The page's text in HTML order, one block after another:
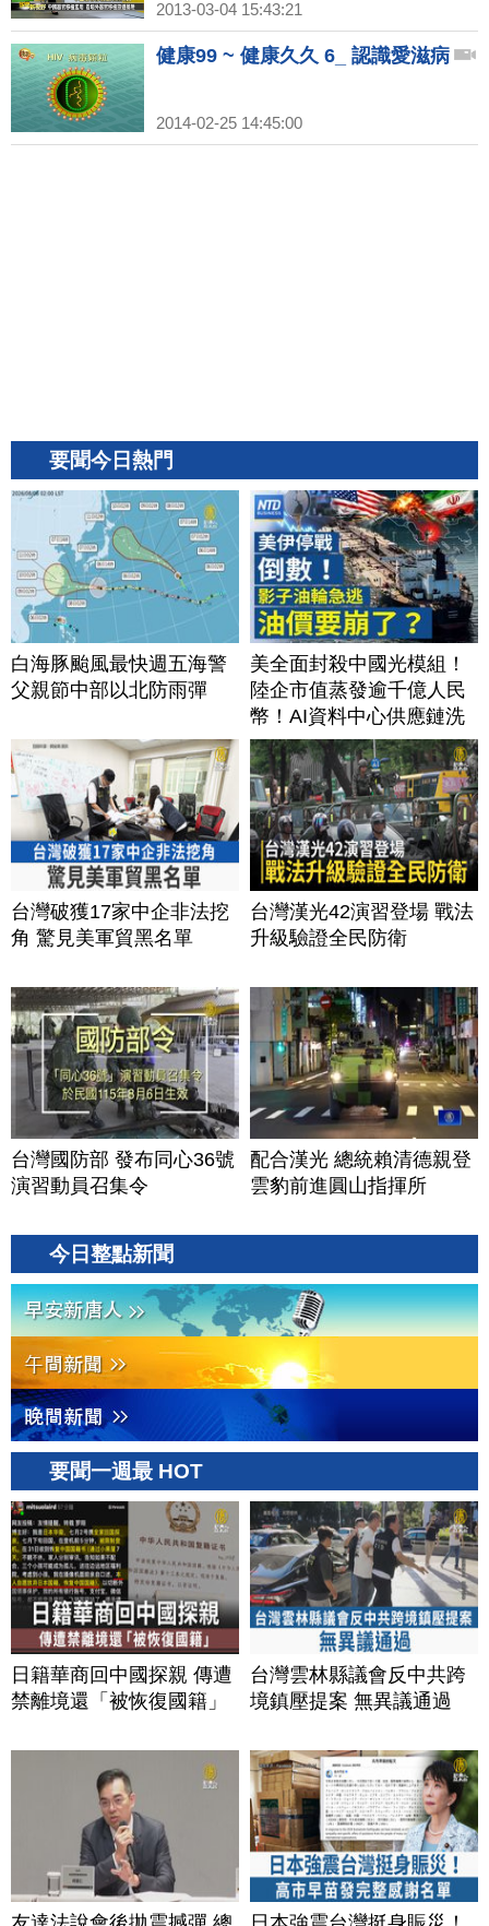
2013-03-04 15:43:21
健康99 ~ 健康久久 6_ 認識愛滋病
2014-02-25 14:45:00
要聞今日熱門
白海豚颱風最快週五海警
父親節中部以北防雨彈
美全面封殺中國光模組！
陸企市值蒸發逾千億人民
幣！AI資料中心供應鏈洗
牌？台灣喜迎轉單！成關
鍵樞紐？｜#財經新聞
│20260805 (三)
台灣破獲17家中企非法挖
角 驚見美軍貿黑名單
台灣漢光42演習登場 戰法
升級驗證全民防衛
台灣國防部 發布同心36號
演習動員召集令
配合漢光 總統賴清德親登
雲豹前進圓山指揮所
今日整點新聞
要聞一週最 HOT
日籍華商回中國探親 傳遭
禁離境還「被恢復國籍」
台灣雲林縣議會反中共跨
境鎮壓提案 無異議通過